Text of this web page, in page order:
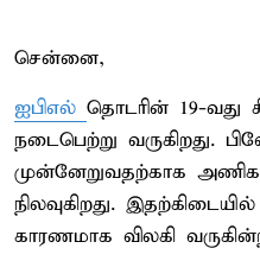
சென்னை,
ஐபிஎல் தொடரின் 19-வது
நடைபெற்று வருகிறது.
முன்னேறுவதற்காக
நிலவுகிறது.
காரணமாக விலகி